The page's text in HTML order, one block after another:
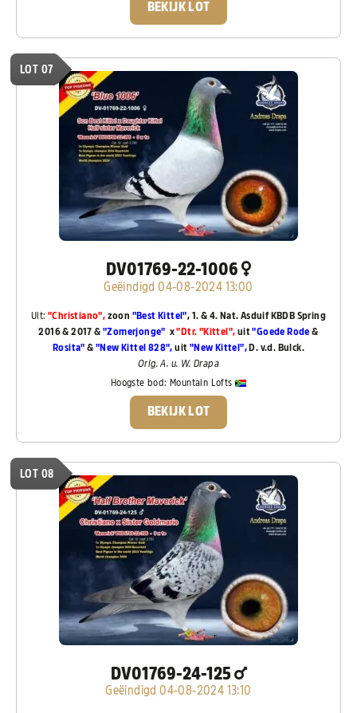
BEKIJK LOT
LOT 07
DV01769-22-1006
Geëindigd 04-08-2024 13:00
Uit: "Christiano", zoon "Best Kittel", 1. & 4. Nat. Asduif KBDB Spring
2016 & 2017 &"Zomerjonge" x"Dtr. "Kittel", uit"Goede Rode &
Rosita" & "New Kittel 828", uit "New Kittel",D. v.d. Bulck.
Orig. A. u. W. Drapa
Hoogste bod:Mountain Lofts
BEKIJK LOT
LOT 08
DV01769-24-125
Geëindigd 04-08-2024 13:10